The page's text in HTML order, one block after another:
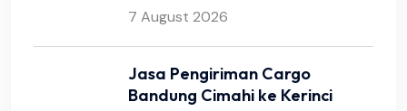
7 August 2026
Jasa Pengiriman Cargo
Bandung Cimahi ke Kerinci